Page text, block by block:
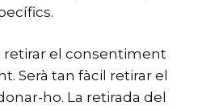
retirar el consentiment
Serà tan fàcil retirar el
ho. La retirada del